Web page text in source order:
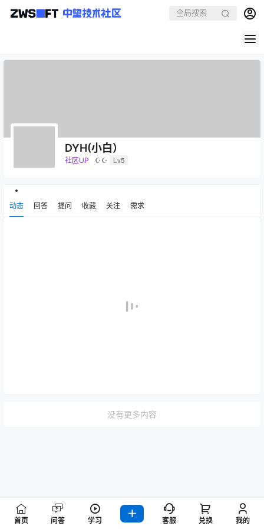
DYH(小白）
社区UP ☪☪ Lv5
动态 回答 提问 收藏 关注 需求
没有更多内容
首页 问答 学习 客服 兑换 我的